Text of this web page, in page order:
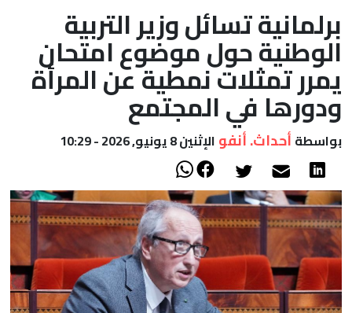
الصحراء
برلمانية تسائل وزير التربية
الوطنية حول موضوع امتحان
يمرر تمثلات نمطية عن المرأة
ودورها في المجتمع
بواسطة أحداث. أنفو الإثنين 8 يونيو, 2026 - 10:29